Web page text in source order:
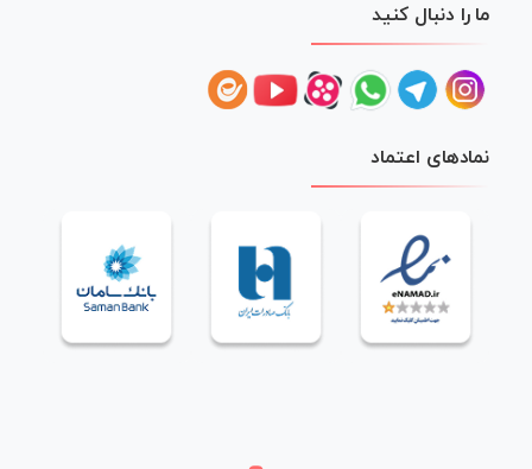
ما را دنبال کنید
نمادهای اعتماد